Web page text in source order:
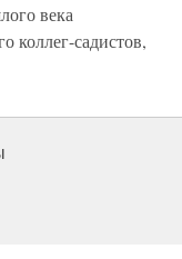
века
коллег-садистов,